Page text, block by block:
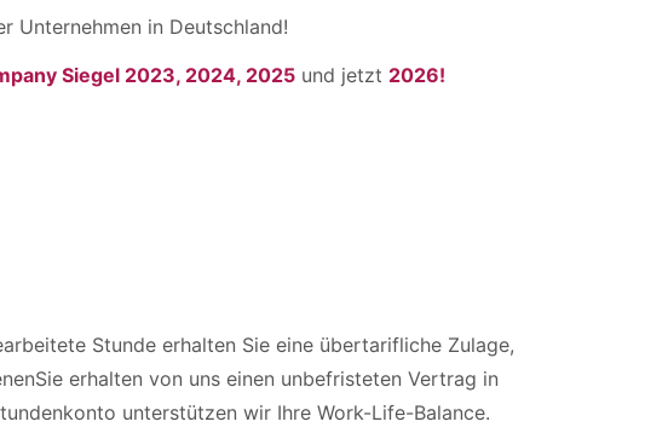
Unternehmen in Deutschland!
Siegel 2023, 2024, 2025 und jetzt 2026!
Stunde erhalten Sie eine übertarifliche Zulage,
erhalten von uns einen unbefristeten Vertrag in
unterstützen wir Ihre Work-Life-Balance.